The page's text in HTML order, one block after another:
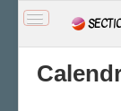
BASCULER
NAVIGATION